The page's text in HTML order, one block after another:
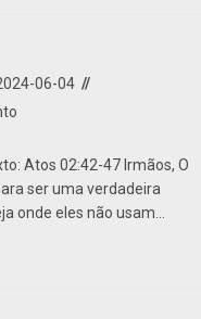
06-04
Atos 02:42-47 Irmãos, O
ser uma verdadeira
onde eles não usam…